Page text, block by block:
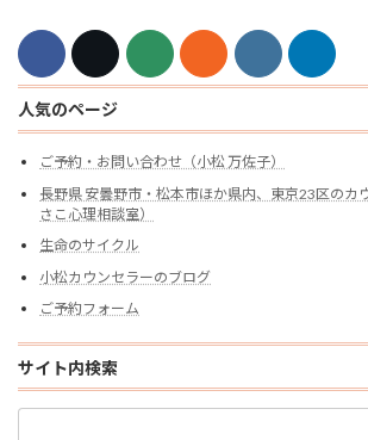
人気のページ
ご予約・お問い合わせ（小松 万佐子）
長野県 安曇野市・松本市ほか県内、東京23区のカ
さこ心理相談室）
生命のサイクル
小松カウンセラーのブログ
ご予約フォーム
サイト内検索